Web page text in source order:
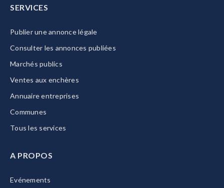
SERVICES
Publier une annonce légale
Consulter les annonces publiées
Marchés publics
Ventes aux enchères
Annuaire entreprises
Communes
Tous les services
A PROPOS
Evénements